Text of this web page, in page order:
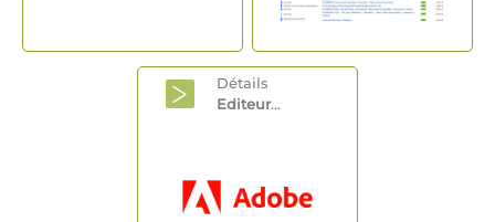
Détails
Editeur...